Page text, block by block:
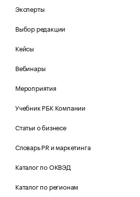
Эксперты
Выбор редакции
Кейсы
Вебинары
Мероприятия
Учебник РБК Компании
Статьи о бизнесе
Словарь PR и маркетинга
Каталог по ОКВЭД
Каталог по регионам